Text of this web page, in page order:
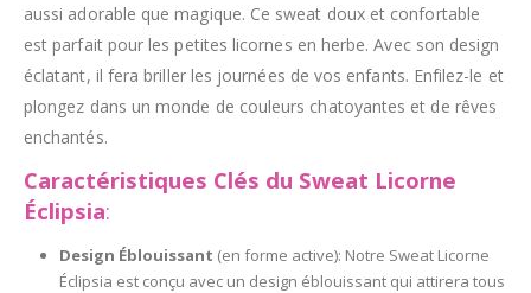
aussi adorable que magique. Ce sweat doux et confortable
est parfait pour les petites licornes en herbe. Avec son design
éclatant, il fera briller les journées de vos enfants. Enfilez-le et
plongez dans un monde de couleurs chatoyantes et de rêves
enchantés.
Caractéristiques Clés du Sweat Licorne
Éclipsia:
Design Éblouissant (en forme active): Notre Sweat Licorne
Éclipsia est conçu avec un design éblouissant qui attirera tous